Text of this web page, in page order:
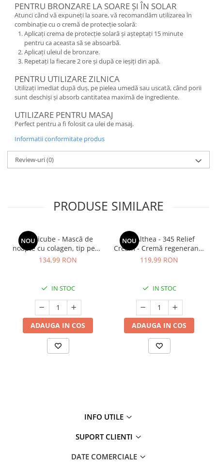
PENTRU BRONZARE LA SOARE ȘI ÎN SOLAR
Atunci când vă expuneți la soare, vă recomandăm utilizarea în
combinație cu o cremă de protecție solară:
Aplicați crema de protecție solară și așteptați 15 minute
pentru ca aceasta să se absoarbă.
Aplicați uleiul de bronzare.
Repetați la fiecare 2 ore și după ce ieșiți din apă.
PENTRU UTILIZARE ZILNICA
Utilizați imediat după duș, pe pielea umedă sau uscată, când porii
sunt deschiși și absorb cantitatea maximă de ingrediente.
UTILIZARE PENTRU MASAJ
Perfect pentru a fi folosit ca ulei de masaj.
Informatii conformitate produs
Review-uri(0)
PRODUSE SIMILARE
NOU
Medicube - Mască de
noapte cu colagen, tip peel-
off (se îndepărtează prin
75 ml
134,99 RON
IN STOC
ADAUGA IN COS
NOU
Dr. Althea - 345 Relief
Cream - Cremă regenerantă
pentru față - 50 ml
119,99 RON
IN STOC
ADAUGA IN COS
INFO UTILE
SUPORT CLIENTI
DATE COMERCIALE